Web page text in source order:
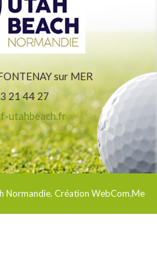
sur MER
21 44 27
utahbeach.fr
Normandie. Création WebCom.Me